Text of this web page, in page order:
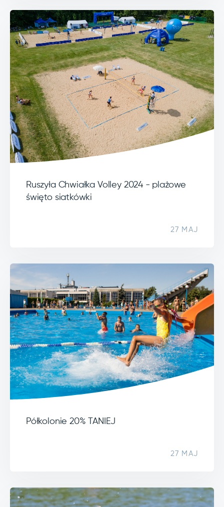
Ruszyła Chwiałka Volley 2024 - plażowe
święto siatkówki
27 MAJ
Półkolonie 20% TANIEJ
27 MAJ